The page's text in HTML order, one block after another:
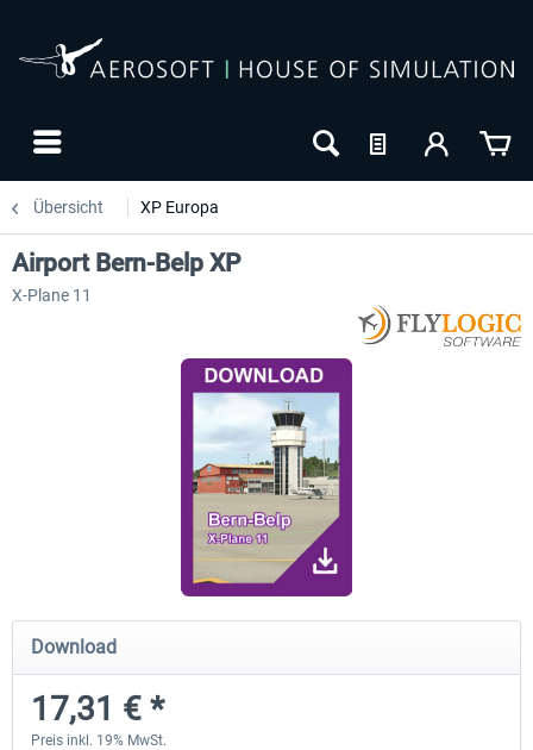
Übersicht XP Europa
Airport Berlin Brandenburg V2 XP
29,95 € *
Airport Zürich V2.0 XP
Airport Bern-Belp XP
X-Plane 11
Download
17,31 € *
Preis inkl. 19% MwSt.